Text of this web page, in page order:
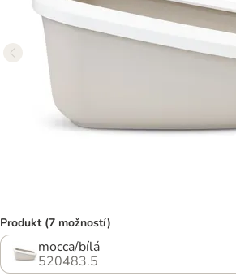
Produkt (7 možností)
mocca/bílá
520483.5